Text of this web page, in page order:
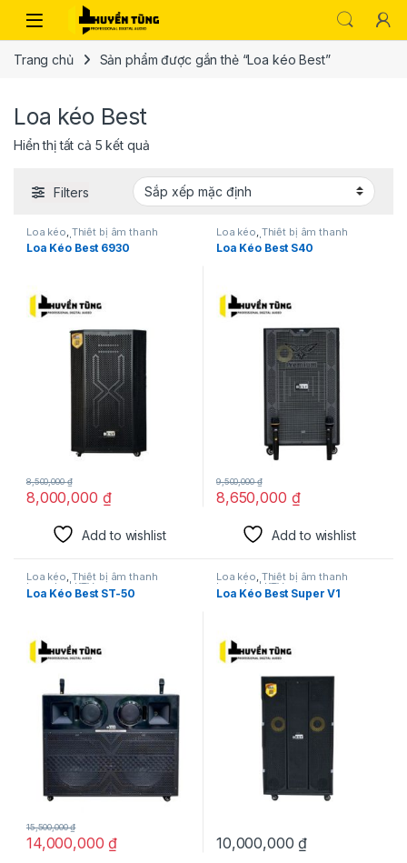
Trang chủ Sản phẩm được gắn thẻ “Loa kéo Best”
Loa kéo Best
Hiển thị tất cả 5 kết quả
Filters
Loa kéo Thiết bị âm thanh
karaoke | KTV
Loa Kéo Best 6930
8,000,000 ₫
8,500,000₫
Add to wishlist
Loa kéo Thiết bị âm thanh
karaoke | KTV
Loa Kéo Best S40
8,650,000 ₫
9,500,000₫
Add to wishlist
Loa kéo, Thiết bị âm thanh
karaoke | KTV
Loa Kéo Best ST-50
14,000,000₫
15,500,000₫
Loa kéo, Thiết bị âm thanh
karaoke | KTV
Loa Kéo Best Super V1
10,000,000₫